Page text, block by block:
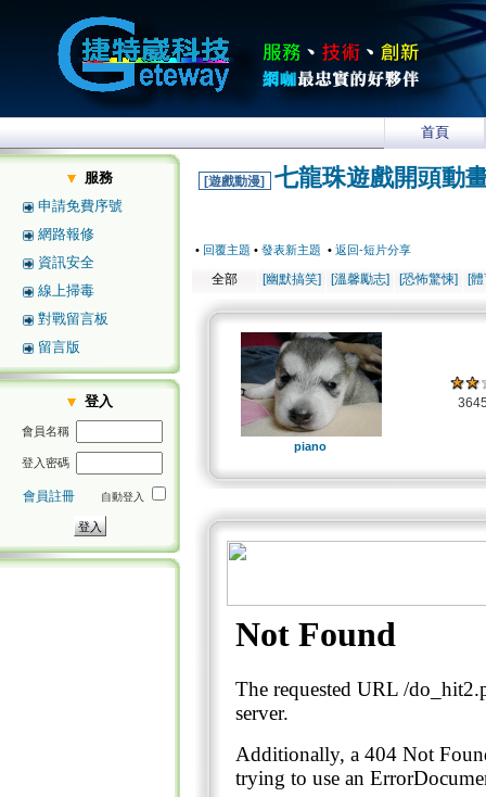
首頁
服務
申請免費序號
網路報修
資訊安全
線上掃毒
對戰留言板
留言版
登入
會員名稱
登入密碼
會員註冊 自動登入
[遊戲動漫] 七龍珠遊戲開頭動
• 回覆主題 • 發表新主題 • 返回-短片分享
全部 [幽默搞笑] [溫馨勵志] [恐怖驚悚] [
piano